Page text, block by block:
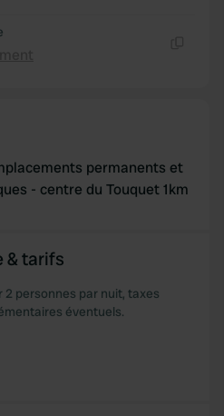
permanents et
- centre du Touquet 1km
& tarifs
personnes par nuit, taxes
éventuels.